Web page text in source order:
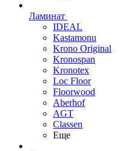
Ламинат
IDEAL
Kastamonu
Krono Original
Kronospan
Kronotex
Loc Floor
Floorwood
Aberhof
AGT
Classen
Еще